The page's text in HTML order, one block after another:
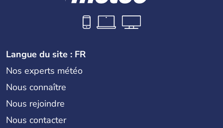
Langue du site : FR
Nos experts météo
Nous connaître
Nous rejoindre
Nous contacter